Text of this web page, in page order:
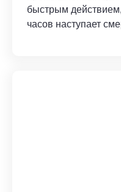
быстрым
часов наступает